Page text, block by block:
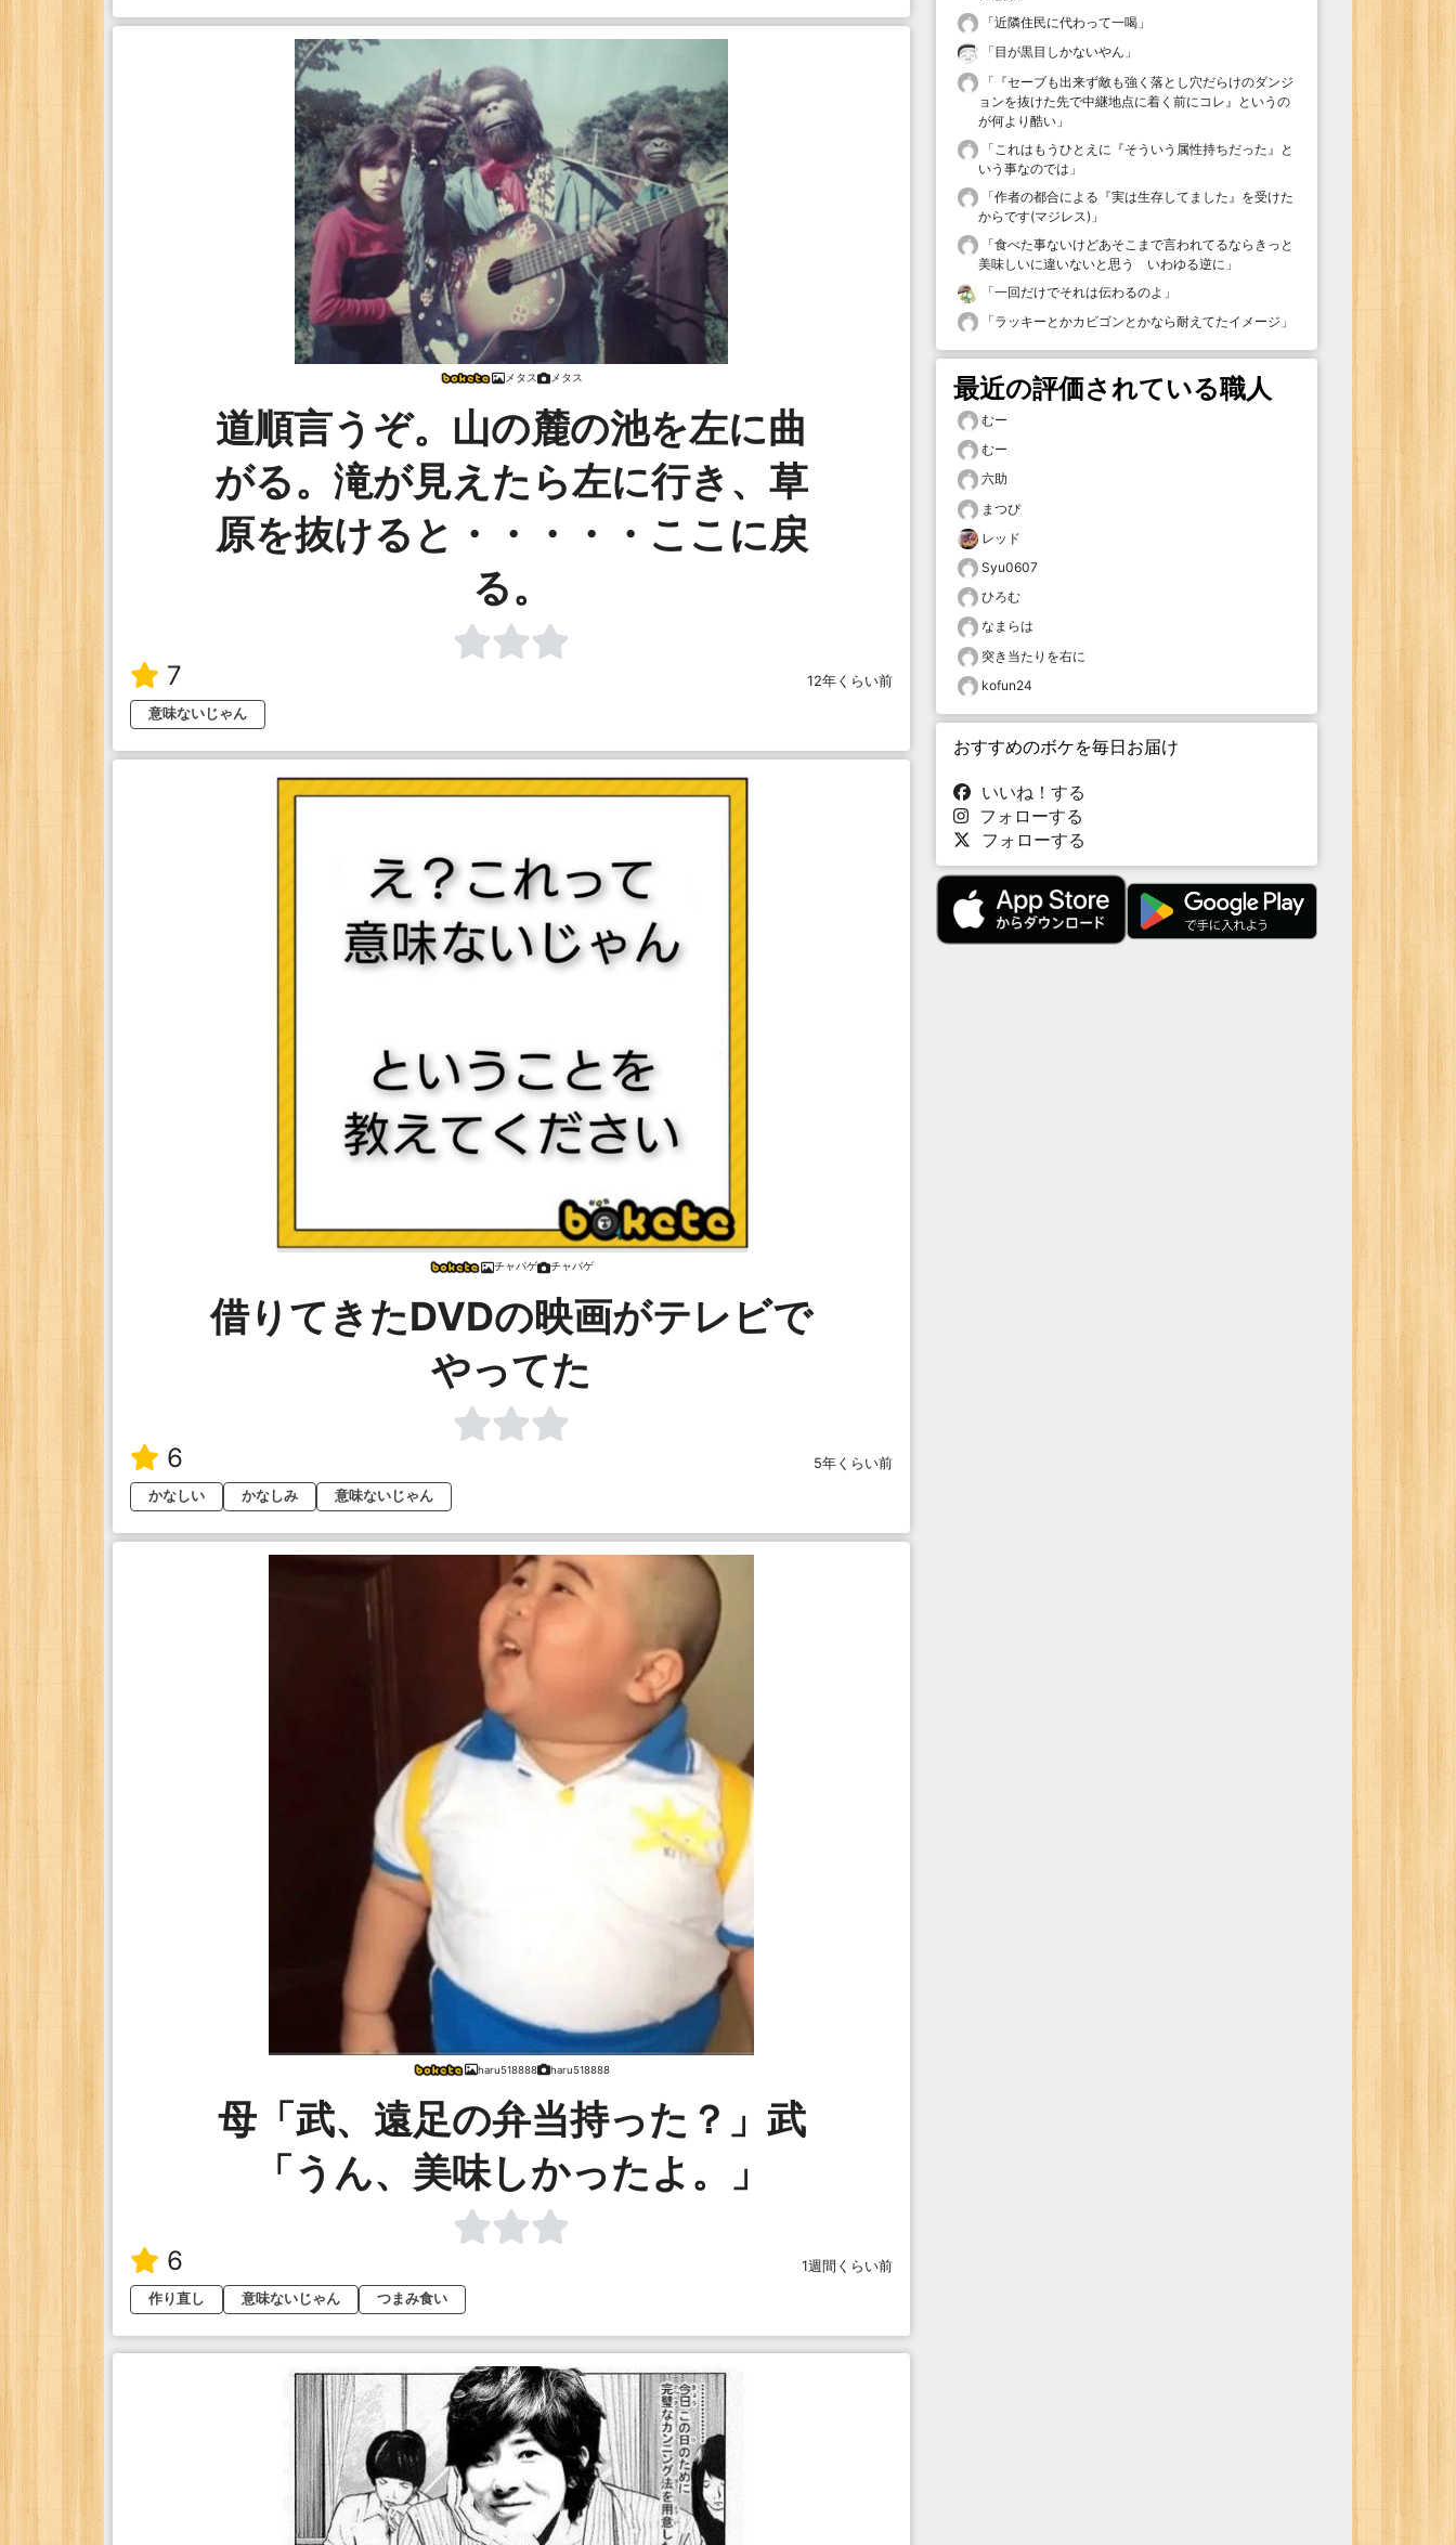
メタス メタス
道順言うぞ。山の麓の池を左に曲
がる。滝が見えたら左に行き、草
原を抜けると・・・・・ここに戻
る。
7
12年くらい前
意味ないじゃん
チャパゲ チャパゲ
借りてきたDVDの映画がテレビで
やってた
6
5年くらい前
かなしい
かなしみ 意味ないじゃん
haru518888 haru518888
母「武、遠足の弁当持った？」武
「うん、美味しかったよ。」
6
1週間くらい前
作り直し
意味ないじゃん つまみ食い
「近隣住民に代わって一喝 」
「目が黒目しかないやん 」
「 『セーブも出来ず敵も強く落とし穴だらけのダンジ
ョンを抜けた先で中継地点に着く前にコレ』というの
が何より酷い 」
「 これはもうひとえに『そういう属性持ちだった』と
いう事なのでは 」
「作者の都合による『実は生存してました』を受けた
からです(マジレス) 」
「食べた事ないけどあそこまで言われてるならきっと
美味しいに違いないと思う いわゆる逆に 」
「一回だけでそれは伝わるのよ 」
「ラッキーとかカビゴンとかなら耐えてたイメージ 」
最近の評価されている職人
むー
むー
六助
まつぴ
レッド
Syu0607
ひろむ
なまらは
突き当たりを右に
kofun24
おすすめのボケを毎日お届け
いいね！する
フォローする
フォローする